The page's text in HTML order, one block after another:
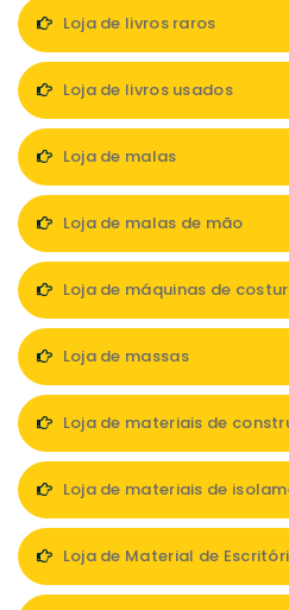
Loja de livros raros
Loja de livros usados
Loja de malas
Loja de malas de mão
Loja de máquinas de
Loja de massas
Loja de materiais de
Loja de materiais de
Loja de Material de